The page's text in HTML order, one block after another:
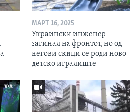
МАРТ 16, 2025
Украински инженер
загинал на фронтот, но од
негови скици се роди ново
детско игралиште